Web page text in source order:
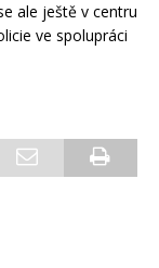
ale ještě v centru
ve spolupráci